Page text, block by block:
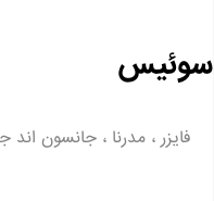
سوئیس
فایزر ، مدرنا ، جانسون